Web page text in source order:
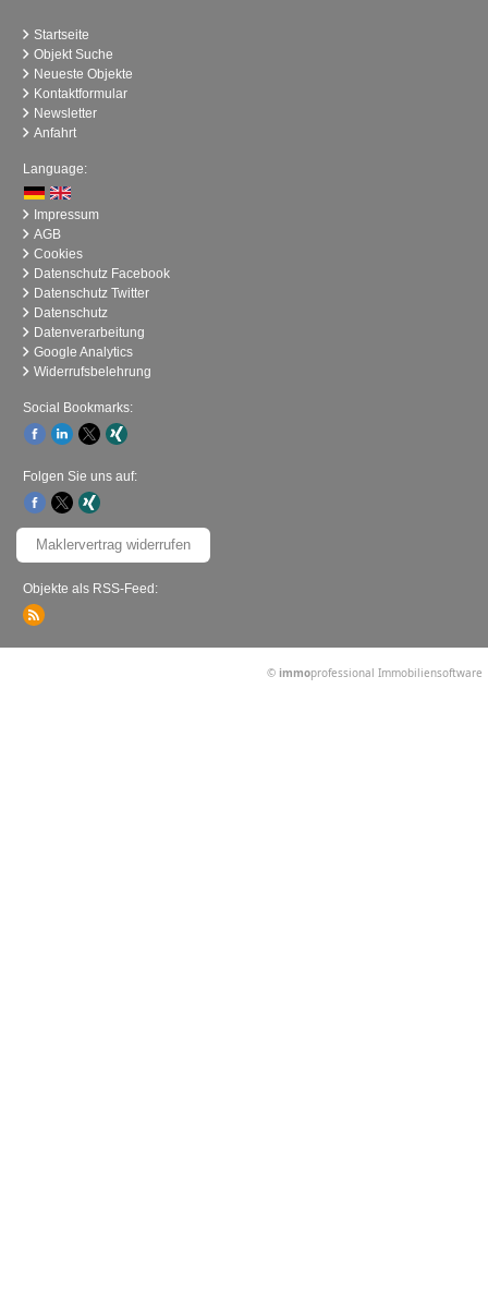
Startseite
Objekt Suche
Neueste Objekte
Kontaktformular
Newsletter
Anfahrt
Language:
Impressum
AGB
Cookies
Datenschutz Facebook
Datenschutz Twitter
Datenschutz
Datenverarbeitung
Google Analytics
Widerrufsbelehrung
Social Bookmarks:
Folgen Sie uns auf:
Maklervertrag widerrufen
Objekte als RSS-Feed:
© immoprofessional Immobiliensoftware